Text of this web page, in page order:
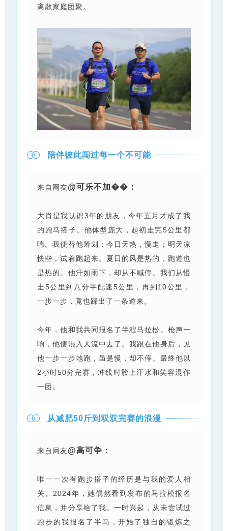
离散家庭团聚。
陪伴彼此闯过每一个不可能
来自网友@可乐不加��：
大肖是我认识3年的朋友，今年五月才成了我
的跑马搭子。他体型庞大，起初走完5公里都
喘。我便替他筹划：今日天热，慢走；明天凉
快些，试着跑起来。夏日的风是热的，跑道也
是热的。他汗如雨下，却从不喊停。我们从慢
走5公里到八分半配速5公里，再到10公里，
一步一步，竟也踩出了一条道来。
今年，他和我共同报名了半程马拉松。枪声一
响，他便混入人流中去了。我跟在他身后，见
他一步一步地跑，虽是慢，却不停。最终他以
2小时50分完赛，冲线时脸上汗水和笑容混作
一团。
从减肥50斤到双双完赛的浪漫
来自网友@高可争：
唯一一次有跑步搭子的经历是与我的爱人相
关。2024年，她偶然看到发布的马拉松报名
信息，并分享给了我。一时兴起，从未尝试过
跑步的我报名了半马，开始了独自的锻炼之